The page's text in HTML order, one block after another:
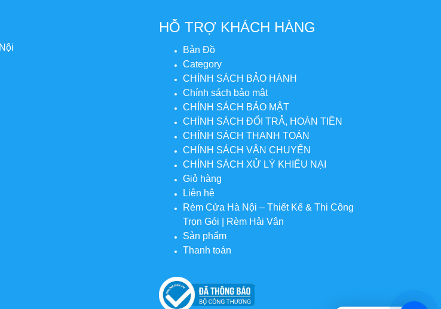
HỖ TRỢ KHÁCH HÀNG
Bản Đồ
Category
CHÍNH SÁCH BẢO HÀNH
Chính sách bảo mật
CHÍNH SÁCH BẢO MẬT
CHÍNH SÁCH ĐỔI TRẢ, HOÀN TIỀN
CHÍNH SÁCH THANH TOÁN
CHÍNH SÁCH VẬN CHUYỂN
CHÍNH SÁCH XỬ LÝ KHIẾU NẠI
Giỏ hàng
Liên hệ
Rèm Cửa Hà Nội – Thiết Kế & Thi Công
Trọn Gói | Rèm Hải Vân
Sản phẩm
Thanh toán